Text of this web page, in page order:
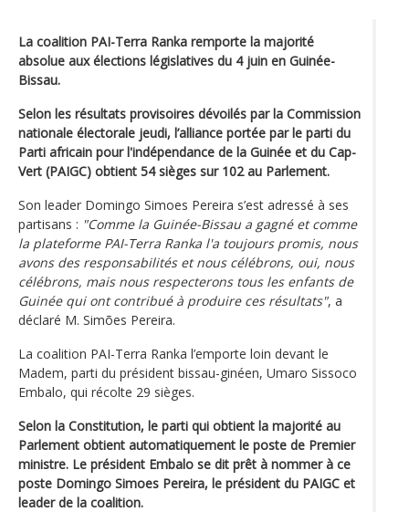
La coalition PAI-Terra Ranka remporte la majorité
absolue aux élections législatives du 4 juin en Guinée-
Bissau.
Selon les résultats provisoires dévoilés par la Commission
nationale électorale jeudi, l’alliance portée par le parti du
Parti africain pour l'indépendance de la Guinée et du Cap-
Vert (PAIGC) obtient 54 sièges sur 102 au Parlement.
Son leader Domingo Simoes Pereira s’est adressé à ses
partisans : "Comme la Guinée-Bissau a gagné et comme
la plateforme PAI-Terra Ranka l'a toujours promis, nous
avons des responsabilités et nous célébrons, oui, nous
célébrons, mais nous respecterons tous les enfants de
Guinée qui ont contribué à produire ces résultats", a
déclaré M. Simões Pereira.
La coalition PAI-Terra Ranka l’emporte loin devant le
Madem, parti du président bissau-ginéen, Umaro Sissoco
Embalo, qui récolte 29 sièges.
Selon la Constitution, le parti qui obtient la majorité au
Parlement obtient automatiquement le poste de Premier
ministre. Le président Embalo se dit prêt à nommer à ce
poste Domingo Simoes Pereira, le président du PAIGC et
leader de la coalition.